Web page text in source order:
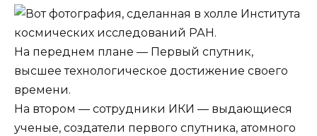
На переднем плане — Первый спутник,
высшее технологическое достижение своего
времени.
На втором — сотрудники ИКИ — выдающиеся
ученые, создатели первого спутника, атомного